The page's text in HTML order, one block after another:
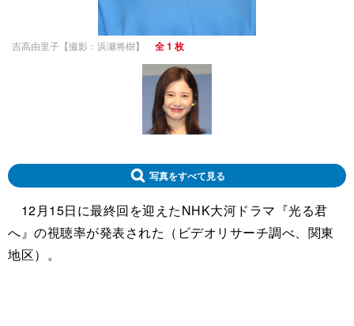
吉高由里子【撮影：浜瀬将樹】 全 1 枚
写真をすべて見る
12月15日に最終回を迎えたNHK大河ドラマ『光る君
へ』の視聴率が発表された（ビデオリサーチ調べ、関東
地区）。